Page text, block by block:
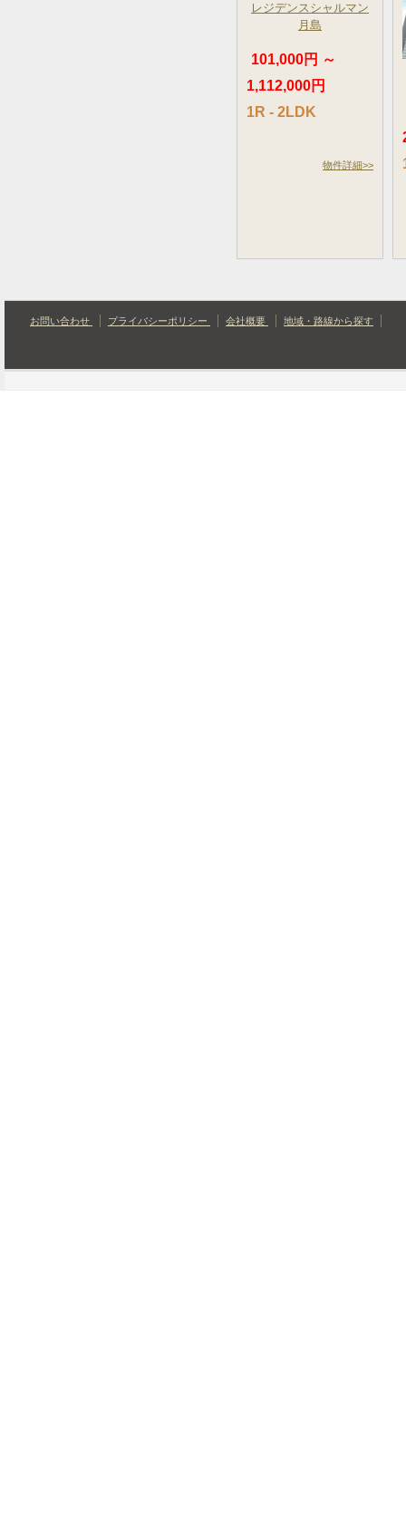
レジデンスシャルマン
月島
101,000円 ～
1,112,000円
1R - 2LDK
物件詳細>>
お問い合わせ プライバシーポリシー 会社概要 地域・路線から探す